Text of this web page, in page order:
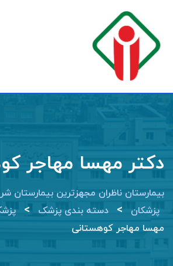
content
دکتر مهسا مهاجر
بیمارستان ناظران مجهزترین بیمارستان
پزشکان > دسته بندی پزشک >
مهسا مهاجر کوهستانی